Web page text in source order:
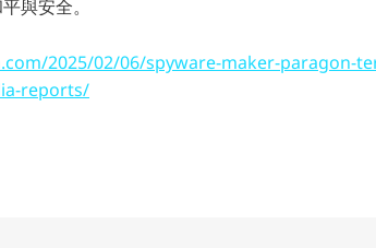
與安全。
2025/02/06/spyware-maker-paragon-
reports/